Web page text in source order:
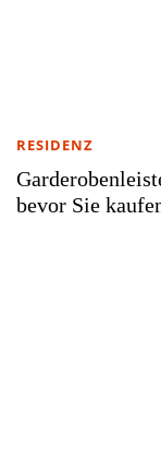
bevor Sie
RESIDENZ